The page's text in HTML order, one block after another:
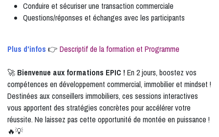
Conduire et sécuriser une transaction commerciale
Questions/réponses et échanges avec les participants
Plus d'infos 👉 Descriptif de la formation et Programme
🚀 Bienvenue aux formations EPIC ! En 2 jours, boostez vos
compétences en développement commercial, immobilier et mindset !
Destinées aux conseillers immobiliers, ces sessions interactives
vous apportent des stratégies concrètes pour accélérer votre
réussite. Ne laissez pas cette opportunité de montée en puissance !
🔥💡